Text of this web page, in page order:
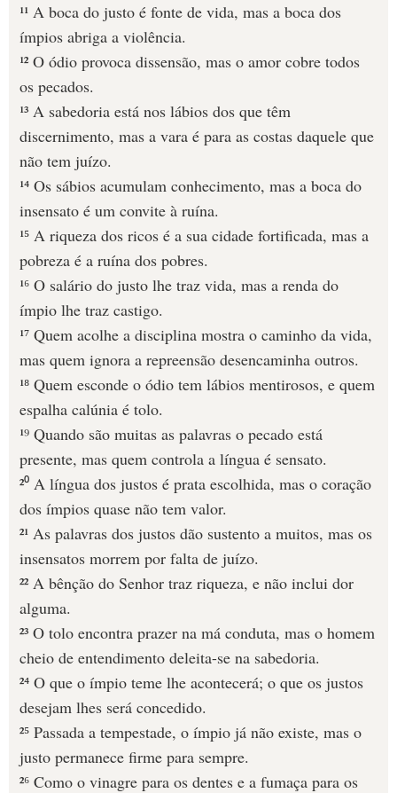
¹¹ A boca do justo é fonte de vida, mas a boca dos
ímpios abriga a violência.
¹² O ódio provoca dissensão, mas o amor cobre todos
os pecados.
¹³ A sabedoria está nos lábios dos que têm
discernimento, mas a vara é para as costas daquele que
não tem juízo.
¹⁴ Os sábios acumulam conhecimento, mas a boca do
insensato é um convite à ruína.
¹⁵ A riqueza dos ricos é a sua cidade fortificada, mas a
pobreza é a ruína dos pobres.
¹⁶ O salário do justo lhe traz vida, mas a renda do
ímpio lhe traz castigo.
¹⁷ Quem acolhe a disciplina mostra o caminho da vida,
mas quem ignora a repreensão desencaminha outros.
¹⁸ Quem esconde o ódio tem lábios mentirosos, e quem
espalha calúnia é tolo.
¹⁹ Quando são muitas as palavras o pecado está
presente, mas quem controla a língua é sensato.
²⁰ A língua dos justos é prata escolhida, mas o coração
dos ímpios quase não tem valor.
²¹ As palavras dos justos dão sustento a muitos, mas os
insensatos morrem por falta de juízo.
²² A bênção do Senhor traz riqueza, e não inclui dor
alguma.
²³ O tolo encontra prazer na má conduta, mas o homem
cheio de entendimento deleita-se na sabedoria.
²⁴ O que o ímpio teme lhe acontecerá; o que os justos
desejam lhes será concedido.
²⁵ Passada a tempestade, o ímpio já não existe, mas o
justo permanece firme para sempre.
²⁶ Como o vinagre para os dentes e a fumaça para os